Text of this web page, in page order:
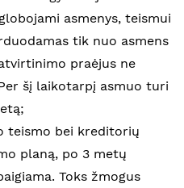
asmenys, teismui
tik nuo asmens
praėjus ne
šį laikotarpį asmuo turi
teismo bei kreditorių
planą, po 3 metų
Toks žmogus